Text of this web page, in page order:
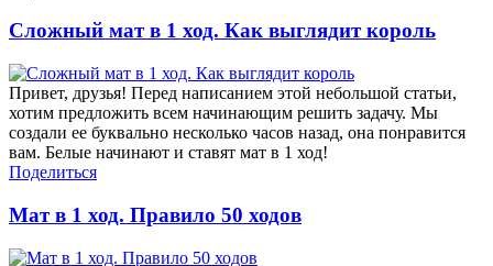
Сложный мат в 1 ход. Как выглядит король
Привет, друзья! Перед написанием этой небольшой статьи,
хотим предложить всем начинающим решить задачу. Мы
создали ее буквально несколько часов назад, она понравится
вам. Белые начинают и ставят мат в 1 ход!
Поделиться
Мат в 1 ход. Правило 50 ходов